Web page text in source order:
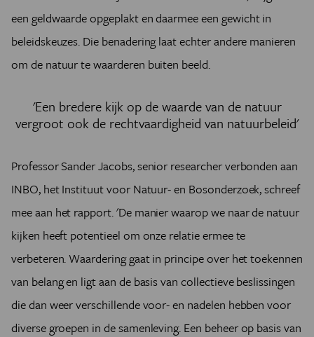
een geldwaarde opgeplakt en daarmee een gewicht in
beleidskeuzes. Die benadering laat echter andere manieren
om de natuur te waarderen buiten beeld.
'Een bredere kijk op de waarde van de natuur
vergroot ook de rechtvaardigheid van natuurbeleid'
Professor Sander Jacobs, senior researcher verbonden aan
INBO, het Instituut voor Natuur- en Bosonderzoek, schreef
mee aan het rapport. 'De manier waarop we naar de natuur
kijken heeft potentieel om onze relatie ermee te
verbeteren. Waardering gaat in principe over het toekennen
van belang en ligt aan de basis van collectieve beslissingen
die dan weer verschillende voor- en nadelen hebben voor
diverse groepen in de samenleving. Een beheer op basis van